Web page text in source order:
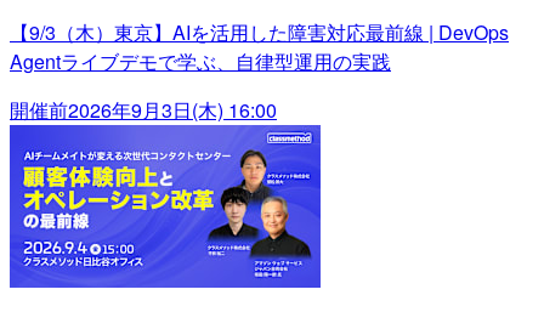
【9/3（木）東京】AIを活用した障害対応最前線 | DevOps
Agentライブデモで学ぶ、自律型運用の実践
開催前2026年9月3日(木) 16:00